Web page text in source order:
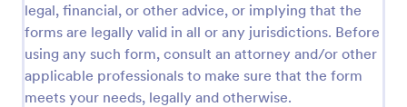
legal, financial, or other advice, or implying that the
forms are legally valid in all or any jurisdictions. Before
using any such form, consult an attorney and/or other
applicable professionals to make sure that the form
meets your needs, legally and otherwise.